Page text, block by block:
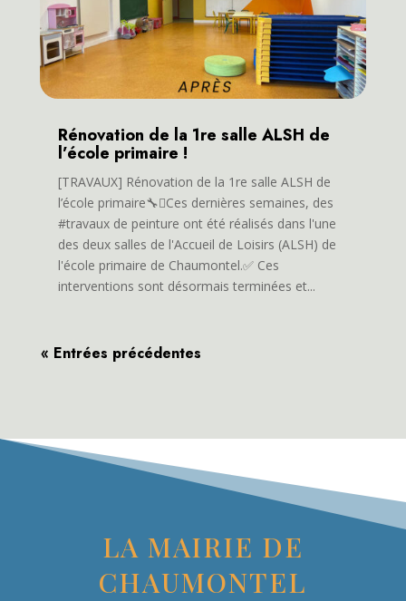
Rénovation de la 1re salle ALSH de
l’école primaire !
[TRAVAUX] Rénovation de la 1re salle ALSH de
l’école primaire🔧🫟Ces dernières semaines, des
#travaux de peinture ont été réalisés dans l'une
des deux salles de l'Accueil de Loisirs (ALSH) de
l'école primaire de Chaumontel.✅ Ces
interventions sont désormais terminées et...
« Entrées précédentes
LA MAIRIE DE
CHAUMONTEL